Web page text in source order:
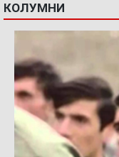
КОЛУМНИ